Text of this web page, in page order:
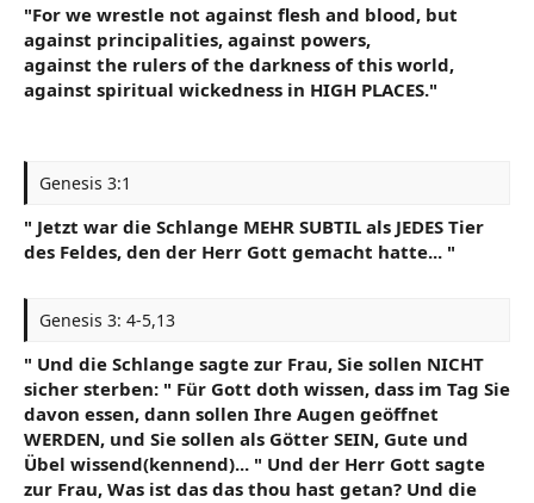
"For we wrestle not against flesh and blood, but
against principalities, against powers,
against the rulers of the darkness of this world,
against spiritual wickedness in HIGH PLACES."
Genesis 3:1
" Jetzt war die Schlange MEHR SUBTIL als JEDES Tier
des Feldes, den der Herr Gott gemacht hatte... "
Genesis 3: 4-5,13
" Und die Schlange sagte zur Frau, Sie sollen NICHT
sicher sterben: " Für Gott doth wissen, dass im Tag Sie
davon essen, dann sollen Ihre Augen geöffnet
WERDEN, und Sie sollen als Götter SEIN, Gute und
Übel wissend(kennend)... " Und der Herr Gott sagte
zur Frau, Was ist das das thou hast getan? Und die